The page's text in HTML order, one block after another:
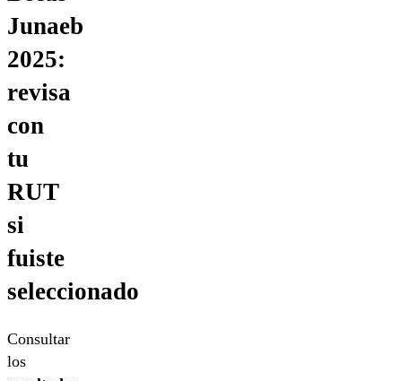
Junaeb
2025:
revisa
con
tu
RUT
si
fuiste
seleccionado
Consultar
los